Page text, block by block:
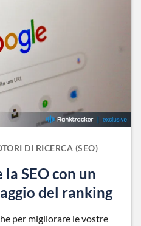
DI RICERCA (SEO)
SEO con un
del ranking
per migliorare le vostre